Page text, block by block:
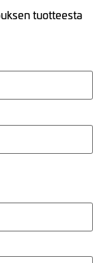
tuotteesta